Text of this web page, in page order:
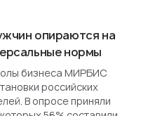
опираются на
нормы
бизнеса МИРБИС
российских
В опросе приняли